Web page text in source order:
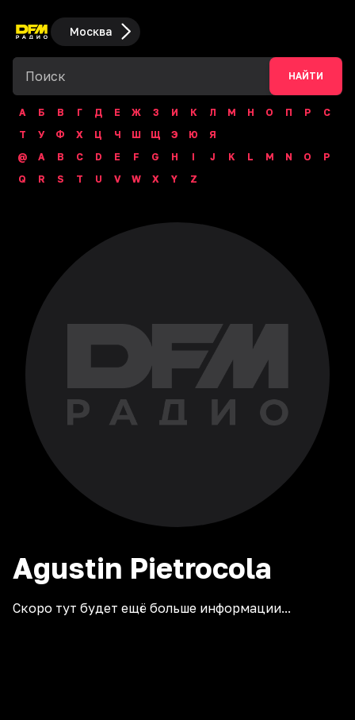
Москва
НАЙТИ
А Б В Г Д Е Ж З И К Л М Н О П Р
С
Т
У Ф Х Ц Ч Ш Щ Э Ю
Я
@
A B C D E F G H I J K L M N O
P
Q
R S T U V W X Y Z
Agustin Pietrocola
Скоро тут будет ещё больше информации...